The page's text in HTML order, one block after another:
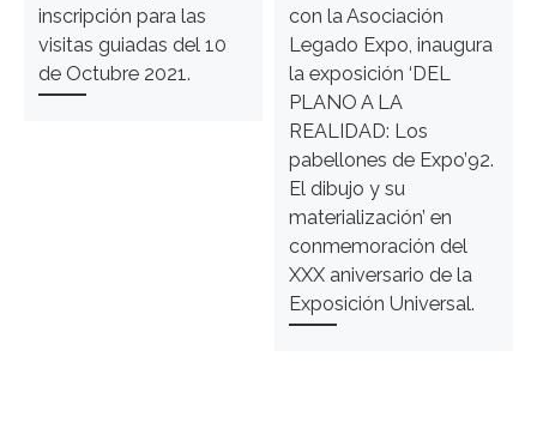
inscripción para las
visitas guiadas del 10
de Octubre 2021.
con la Asociación
Legado Expo, inaugura
la exposición ‘DEL
PLANO A LA
REALIDAD: Los
pabellones de Expo’92.
El dibujo y su
materialización’ en
conmemoración del
XXX aniversario de la
Exposición Universal.